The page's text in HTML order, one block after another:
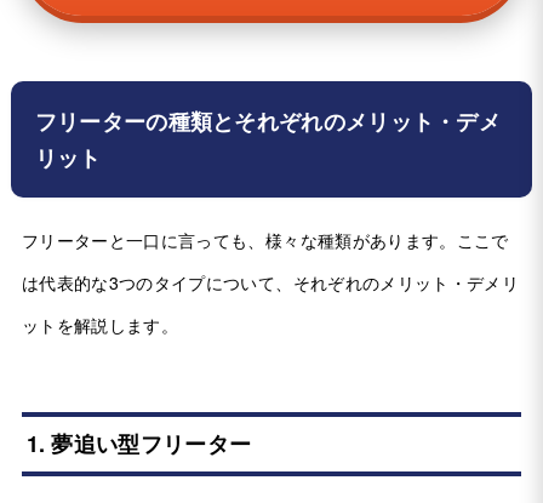
フリーターの種類とそれぞれのメリット・デメ
リット
フリーターと一口に言っても、様々な種類があります。ここで
は代表的な3つのタイプについて、それぞれのメリット・デメリ
ットを解説します。
1. 夢追い型フリーター